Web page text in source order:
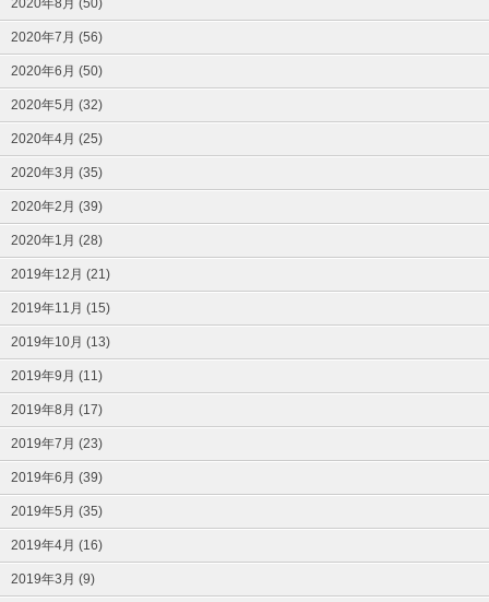
2020年8月 (50)
2020年7月 (56)
2020年6月 (50)
2020年5月 (32)
2020年4月 (25)
2020年3月 (35)
2020年2月 (39)
2020年1月 (28)
2019年12月 (21)
2019年11月 (15)
2019年10月 (13)
2019年9月 (11)
2019年8月 (17)
2019年7月 (23)
2019年6月 (39)
2019年5月 (35)
2019年4月 (16)
2019年3月 (9)